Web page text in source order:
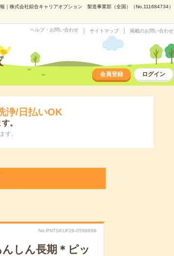
｜株式会社綜合キャリアオプション 製造事業部（全国）（No.111684734）
ヘルプ・お問い合わせ サイトマップ 掲載のお問い合わせ
会員登録 ログイン
浄/日払いOK
。
す。
No.PNTSKUF26-0598696
んしん長期＊ピッ